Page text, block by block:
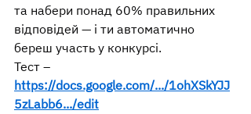
та набери понад 60% правильних
відповідей — і ти автоматично
береш участь у конкурсі.
Тест –
https://docs.google.com/.../1ohXSkYJJ
5zLabb6.../edit